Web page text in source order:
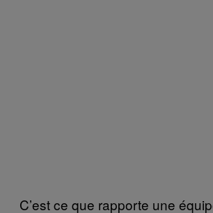
C’est ce que rapporte une